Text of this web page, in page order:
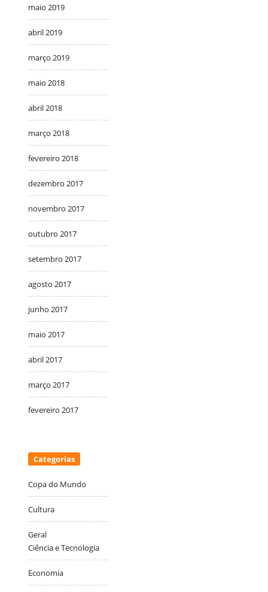
maio 2019
abril 2019
março 2019
maio 2018
abril 2018
março 2018
fevereiro 2018
dezembro 2017
novembro 2017
outubro 2017
setembro 2017
agosto 2017
junho 2017
maio 2017
abril 2017
março 2017
fevereiro 2017
Categorias
Copa do Mundo
Cultura
Geral
Ciência e Tecnologia
Economia